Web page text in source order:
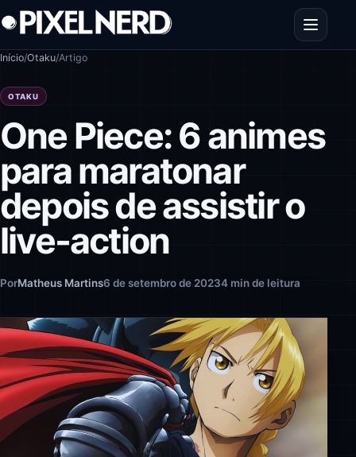
Pular para o conteúdo
Abrir
Início/Otaku/Artigo
OTAKU
One Piece: 6 animes
para maratonar
depois de assistir o
live-action
PorMatheus Martins6 de setembro de 20234 min de leitura